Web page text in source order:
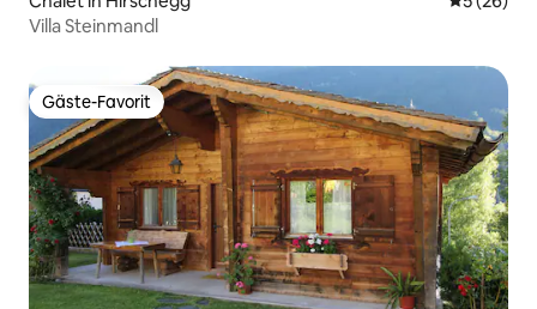
Villa Steinmandl
Gäste-Favorit
Gäste-Favorit